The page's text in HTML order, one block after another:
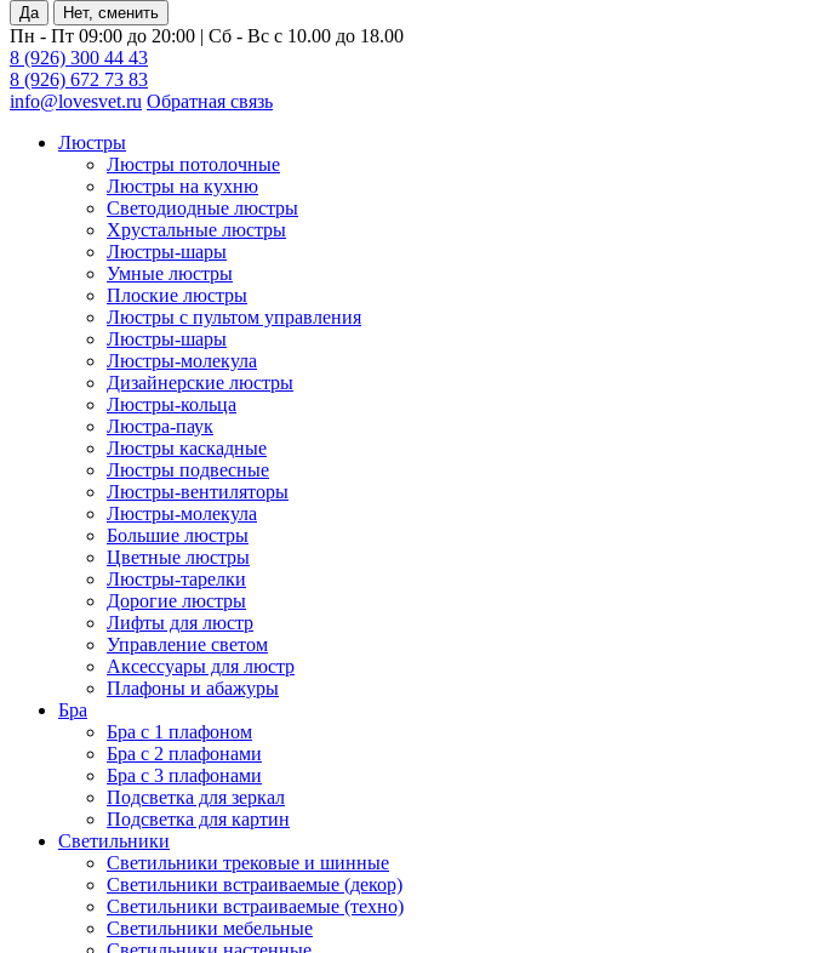
Да Нет, сменить
Пн - Пт 09:00 до 20:00 | Сб - Вс с 10.00 до 18.00
8 (926) 300 44 43
8 (926) 672 73 83
info@lovesvet.ru Обратная связь
Люстры
Люстры потолочные
Люстры на кухню
Светодиодные люстры
Хрустальные люстры
Люстры-шары
Умные люстры
Плоские люстры
Люстры с пультом управления
Люстры-шары
Люстры-молекула
Дизайнерские люстры
Люстры-кольца
Люстра-паук
Люстры каскадные
Люстры подвесные
Люстры-вентиляторы
Люстры-молекула
Большие люстры
Цветные люстры
Люстры-тарелки
Дорогие люстры
Лифты для люстр
Управление светом
Аксессуары для люстр
Плафоны и абажуры
Бра
Бра с 1 плафоном
Бра с 2 плафонами
Бра с 3 плафонами
Подсветка для зеркал
Подсветка для картин
Светильники
Светильники трековые и шинные
Светильники встраиваемые (декор)
Светильники встраиваемые (техно)
Светильники мебельные